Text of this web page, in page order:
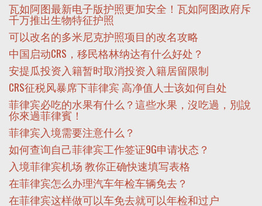
瓦如阿图最新电子版护照更加安全！瓦如阿图政府斥
千万推出生物特征护照
可以改名的多米尼克护照项目的改名攻略
中国启动CRS，移民格林纳达有什么好处？
安提瓜投资入籍暂时取消投资入籍居留限制
CRS征税风暴席下菲律宾 高净值人士该如何自处
菲律宾必吃的水果有什么？這些水果，沒吃過，別說
你來過菲律賓！
菲律宾入境需要注意什么？
如何查询自己菲律宾工作签证9G申请状态？
入境菲律宾机场 教你正确快速填写表格
在菲律宾怎么办理汽车年检车辆免去？
在菲律宾这样做可以车免去就可以年检和过户